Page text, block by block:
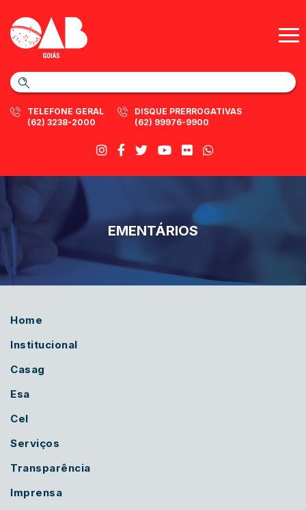
TELEFONE GERAL
(62) 3238-2000
DISQUE PRERROGATIVAS
(62) 99976-9900
EMENTÁRIOS
Home
Institucional
Casag
Esa
Cel
Serviços
Transparência
Imprensa